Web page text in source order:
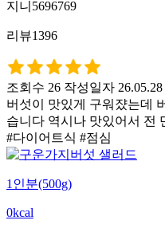
지니5696769
리뷰1396
조회수 26 작성일자 26.05.28
버섯이 맛있게 구워쟜는데
습니다 역시나 맛있어서 전
#다이어트식 #점심
1인분(500g)
0kcal